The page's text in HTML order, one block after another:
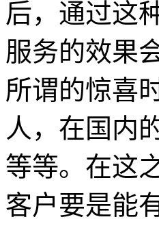
后，通过这
服务的效果
所谓的惊喜
人，在国内
等等。在这
客户要是能